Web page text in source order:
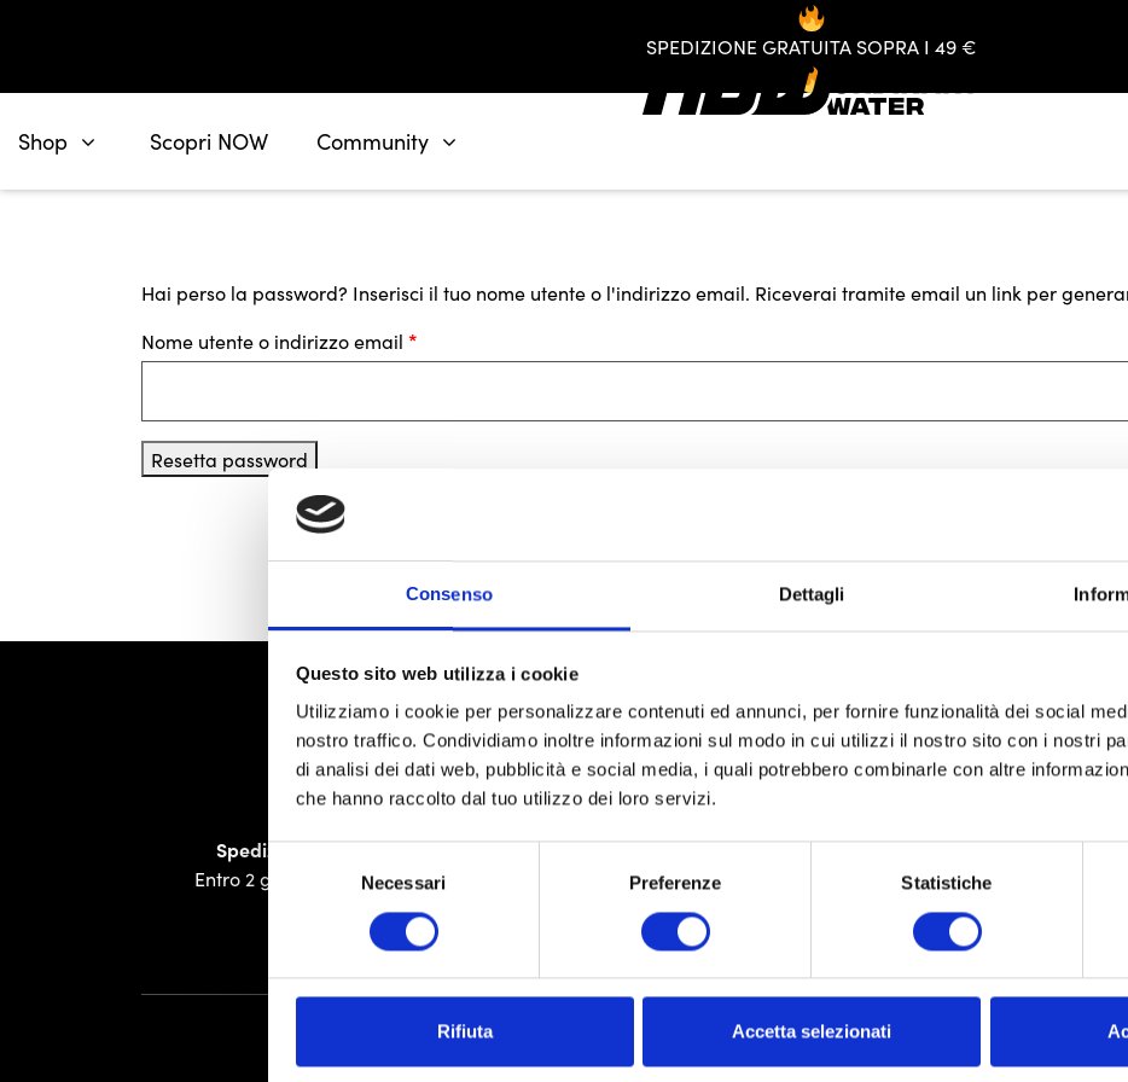
Consenso Dettagli
Questo sito web utilizza i cookie
Utilizziamo i cookie per personalizzare contenuti ed annunci, per fornire funzionalità dei social
nostro traffico. Condividiamo inoltre informazioni sul modo in cui utilizzi il nostro sito con i nostri
di analisi dei dati web, pubblicità e social media, i quali potrebbero combinarle con altre
che hanno raccolto dal tuo utilizzo dei loro servizi.
Selezione
del
Necessari Preferenze Statistiche
Rifiuta Accetta selezionati
SPEDIZIONE GRATUITA SOPRA I 49 €
Shop Scopri NOW Community
Hai perso la password? Inserisci il tuo nome utente o l'indirizzo email. Riceverai tramite email un link per
Nome utente o indirizzo email *
Resetta password
Spedizione veloce
Entro 2 giorni lavorativi
Tracciamento ordini
In modo semplice e veloce
Pagamenti sicuri
Acquisti anche a rate